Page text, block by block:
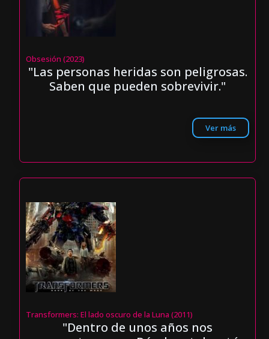
Obsesión (2023)
"Las personas heridas son peligrosas.
Saben que pueden sobrevivir."
Ver más
Transformers: El lado oscuro de la Luna (2011)
"Dentro de unos años nos